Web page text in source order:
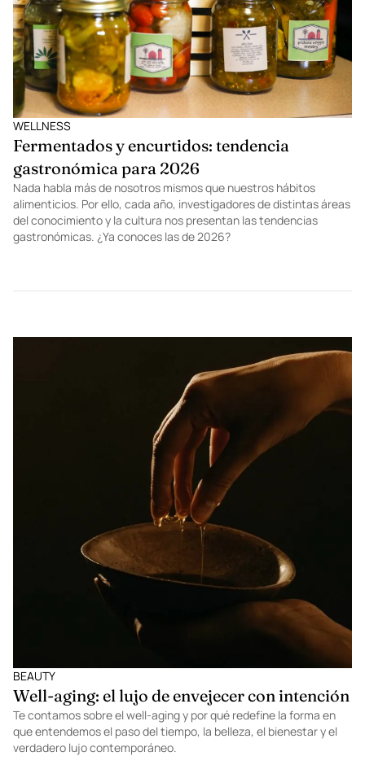
WELLNESS
Fermentados y encurtidos: tendencia
gastronómica para 2026
Nada habla más de nosotros mismos que nuestros hábitos
alimenticios. Por ello, cada año, investigadores de distintas áreas
del conocimiento y la cultura nos presentan las tendencias
gastronómicas. ¿Ya conoces las de 2026?
BEAUTY
Well-aging: el lujo de envejecer con intención
Te contamos sobre el well-aging y por qué redefine la forma en
que entendemos el paso del tiempo, la belleza, el bienestar y el
verdadero lujo contemporáneo.